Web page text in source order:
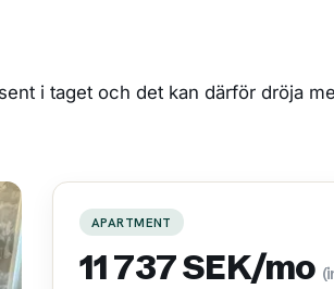
i taget och det kan därför dröja
APARTMENT
11 737 SEK/mo